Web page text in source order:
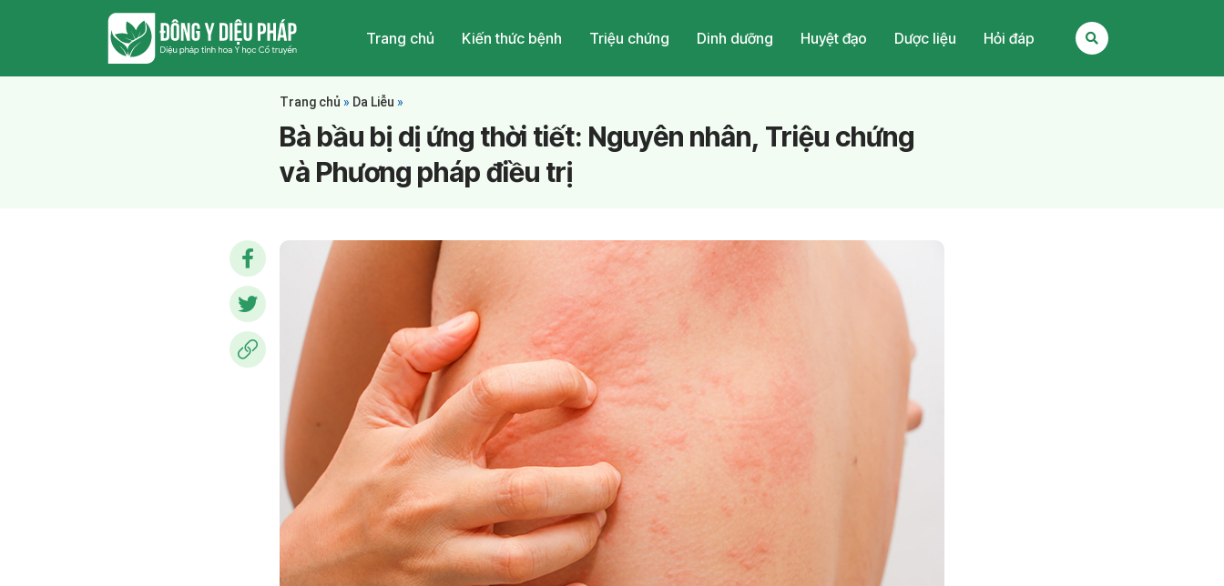
Trang chủ Kiến thức bệnh Triệu chứng Dinh dưỡng Huyệt đạo Dược liệu Hỏi đáp
Trang chủ » Da Liễu »
Bà bầu bị dị ứng thời tiết: Nguyên nhân, Triệu chứng
và Phương pháp điều trị